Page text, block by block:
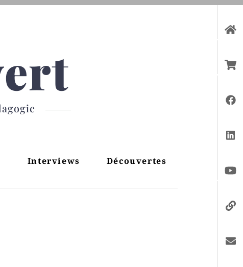
Interviews Découvertes